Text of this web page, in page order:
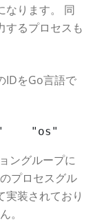
なります。 同
するプロセスも
IDをGo言語で
"os"
ングループに
プロセスグル
実装されており
。